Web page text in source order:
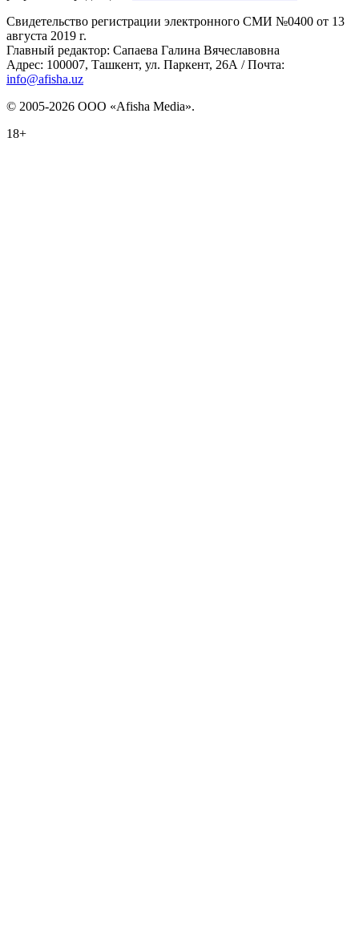
Свидетельство регистрации электронного СМИ №0400 от 13
августа 2019 г.
Главный редактор: Сапаева Галина Вячеславовна
Адрес: 100007, Ташкент, ул. Паркент, 26А / Почта:
info@afisha.uz
© 2005-2026 ООО «Afisha Media».
18+